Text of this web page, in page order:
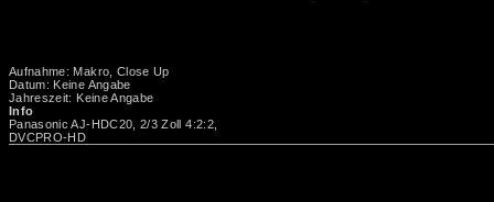
Aufnahme: Makro, Close Up
Datum: Keine Angabe
Jahreszeit: Keine Angabe
Info
Panasonic AJ-HDC20, 2/3 Zoll 4:2:2,
DVCPRO-HD